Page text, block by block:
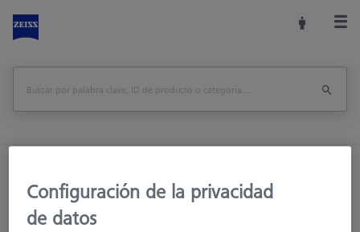
M5
Palpador de estrella
Configuración de la privacidad
de datos